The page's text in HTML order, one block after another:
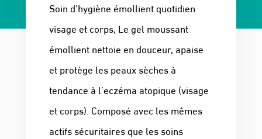
Soin d’hygiène émollient quotidien
visage et corps, Le gel moussant
émollient nettoie en douceur, apaise
et protège les peaux sèches à
tendance à l’eczéma atopique (visage
et corps). Composé avec les mêmes
actifs sécuritaires que les soins